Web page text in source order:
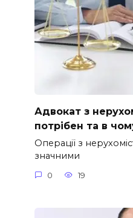
Адвокат з
потрібен та в
Операції з
значними
0 19